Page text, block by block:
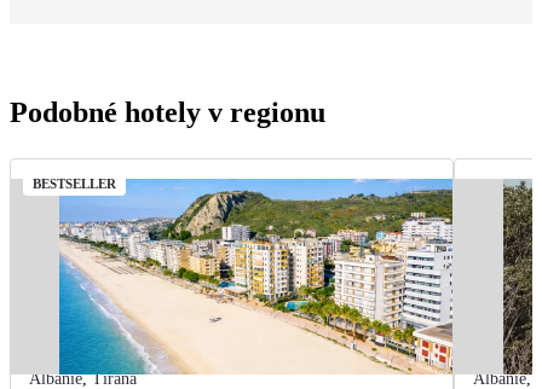
Podobné hotely v regionu
BESTSELLER
Albánie,Tirana Albánie,